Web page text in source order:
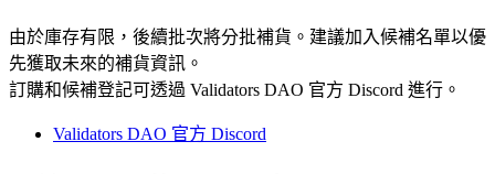
由於庫存有限，後續批次將分批補貨。建議加入候補名單以優
先獲取未來的補貨資訊。
訂購和候補登記可透過 Validators DAO 官方 Discord 進行。
Validators DAO 官方 Discord